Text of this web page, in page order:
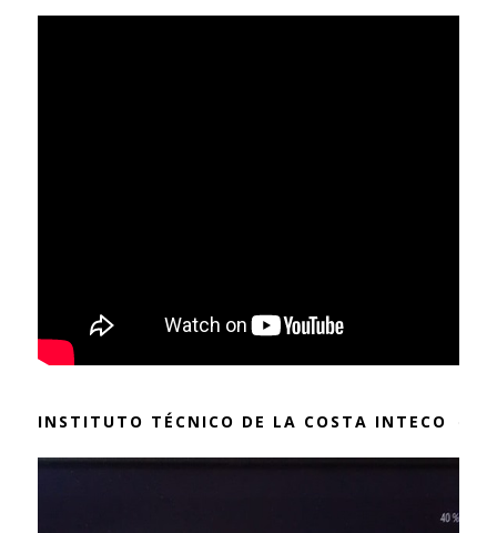
INSTITUTO TÉCNICO DE LA COSTA INTECO